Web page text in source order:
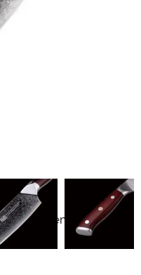
mit dem Code